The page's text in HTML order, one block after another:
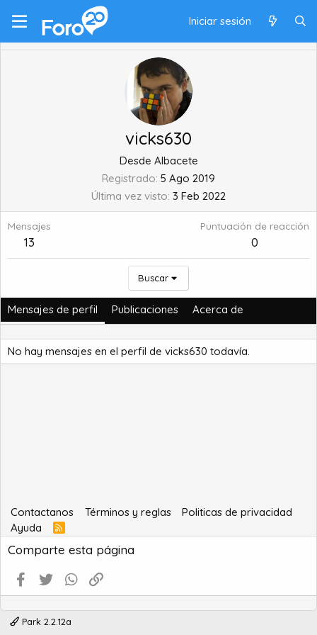
Iniciar sesión
vicks630
Desde Albacete
Registrado 5 Ago 2019
Última vez visto 3 Feb 2022
Mensajes
13
Puntuación de reacción
0
Buscar
Mensajes de perfil Publicaciones Acerca de
No hay mensajes en el perfil de vicks630 todavía.
Contactanos Términos y reglas
Politicas de privacidad
Ayuda
R
S
S
Comparte esta página
Facebook
Twitter WhatsApp
Park 2.2.12a